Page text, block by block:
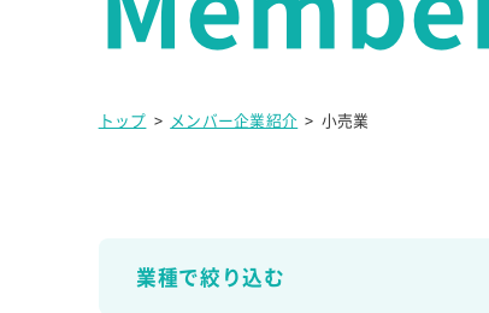
トップ > メンバー企業紹介 > 小売業
業種で絞り込む